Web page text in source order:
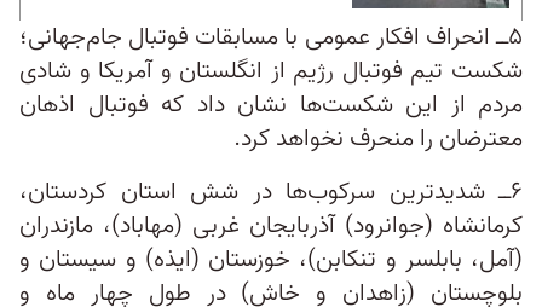
۵ــ انحراف افکار عمومی با مسابقات فوتبال جام‌جهانی؛
شکست تیم فوتبال رژیم از انگلستان و آمریکا و شادی
مردم از این شکست‌ها نشان داد که فوتبال اذهان
معترضان را منحرف نخواهد کرد.
۶ــ شدیدترین سرکوب​‌ها در شش استان کردستان،
کرمانشاه (جوانرود) آذربایجان غربی (مهاباد)، مازندران
(آمل، بابلسر و تنکابن)، خوزستان (ایذه) و سیستان و
بلوچستان (زاهدان و خاش) در طول چهار ماه و